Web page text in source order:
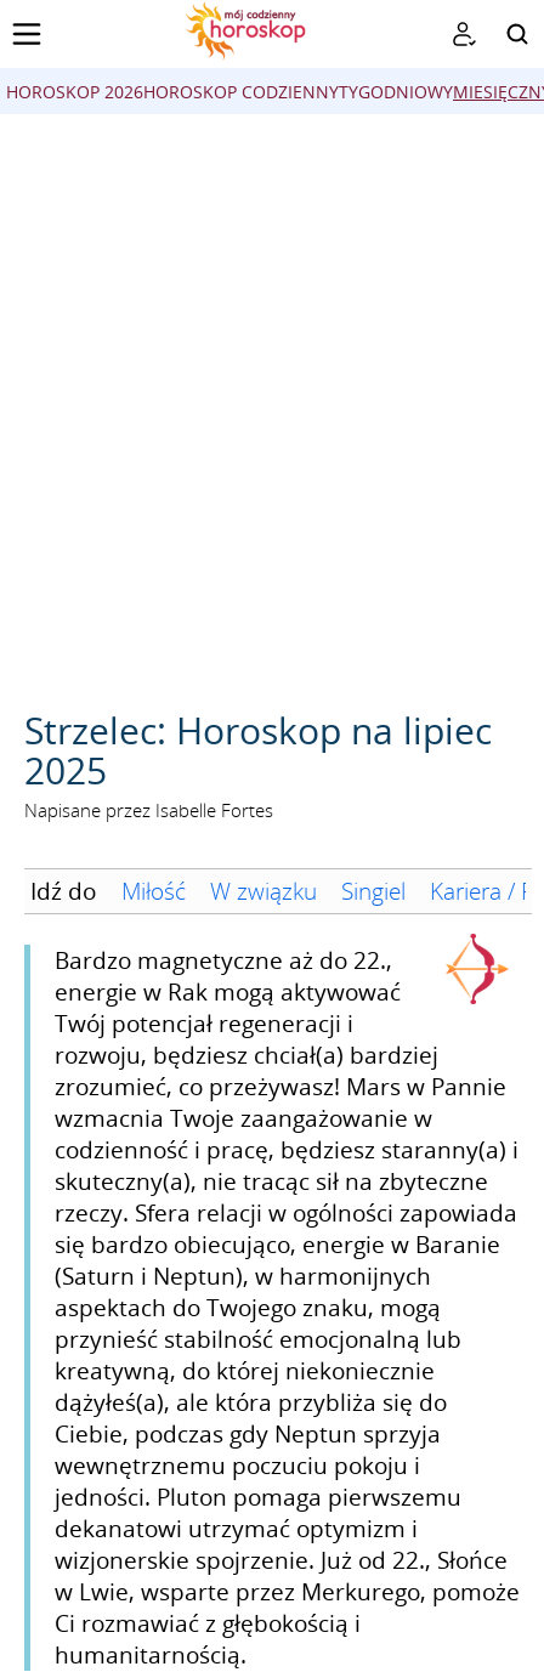
HOROSKOP 2026HOROSKOP CODZIENNYTYGODNIOWY
Strzelec: Horoskop na lipiec
2025
Napisane przez Isabelle Fortes
Idź do Miłość W związku Singiel Kariera /
Bardzo magnetyczne aż do 22.,
energie w Rak mogą aktywować
Twój potencjał regeneracji i
rozwoju, będziesz chciał(a) bardziej
zrozumieć, co przeżywasz! Mars w Pannie
wzmacnia Twoje zaangażowanie w
codzienność i pracę, będziesz staranny(a) i
skuteczny(a), nie tracąc sił na zbyteczne
rzeczy. Sfera relacji w ogólności zapowiada
się bardzo obiecująco, energie w Baranie
(Saturn i Neptun), w harmonijnych
aspektach do Twojego znaku, mogą
przynieść stabilność emocjonalną lub
kreatywną, do której niekoniecznie
dążyłeś(a), ale która przybliża się do
Ciebie, podczas gdy Neptun sprzyja
wewnętrznemu poczuciu pokoju i
jedności. Pluton pomaga pierwszemu
dekanatowi utrzymać optymizm i
wizjonerskie spojrzenie. Już od 22., Słońce
w Lwie, wsparte przez Merkurego, pomoże
Ci rozmawiać z głębokością i
humanitarnością.